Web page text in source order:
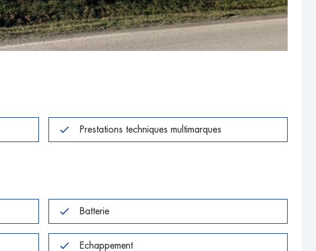
Prestations techniques multimarques
Batterie
Echappement